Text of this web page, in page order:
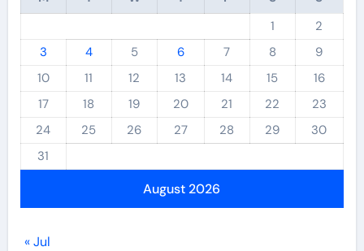
August 2026
1
2
3
4 5 6 7 8
9
10
11 12 13 14 15
16
17
18 19 20 21 22
23
24
25 26 27 28 29
30
31
« Jul